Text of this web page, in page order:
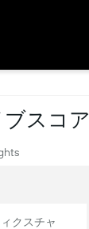
ブスコア
クスチャ